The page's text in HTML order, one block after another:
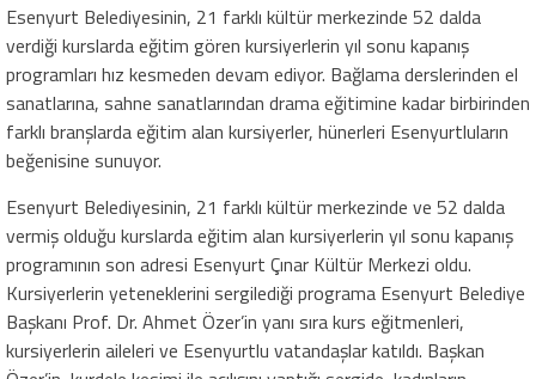
Esenyurt Belediyesinin, 21 farklı kültür merkezinde 52 dalda
verdiği kurslarda eğitim gören kursiyerlerin yıl sonu kapanış
programları hız kesmeden devam ediyor. Bağlama derslerinden el
sanatlarına, sahne sanatlarından drama eğitimine kadar birbirinden
farklı branşlarda eğitim alan kursiyerler, hünerleri Esenyurtluların
beğenisine sunuyor.
Esenyurt Belediyesinin, 21 farklı kültür merkezinde ve 52 dalda
vermiş olduğu kurslarda eğitim alan kursiyerlerin yıl sonu kapanış
programının son adresi Esenyurt Çınar Kültür Merkezi oldu.
Kursiyerlerin yeteneklerini sergilediği programa Esenyurt Belediye
Başkanı Prof. Dr. Ahmet Özer’in yanı sıra kurs eğitmenleri,
kursiyerlerin aileleri ve Esenyurtlu vatandaşlar katıldı. Başkan